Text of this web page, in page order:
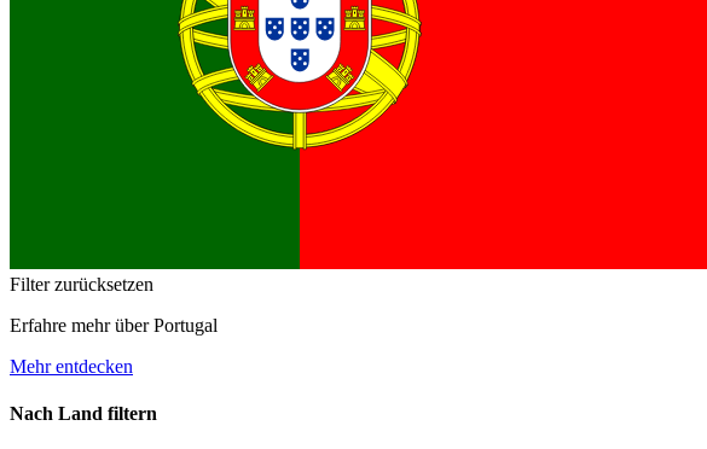
Filter zurücksetzen
Erfahre mehr über Portugal
Mehr entdecken
Nach Land filtern